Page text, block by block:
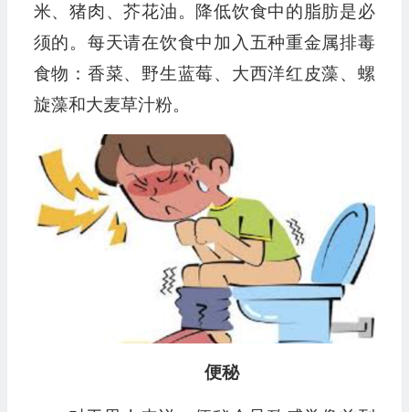
米、猪肉、芥花油。降低饮食中的脂肪是必
须的。每天请在饮食中加入五种重金属排毒
食物：香菜、野生蓝莓、大西洋红皮藻、螺
旋藻和大麦草汁粉。
便秘